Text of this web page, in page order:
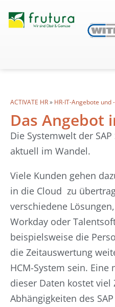
ACTIVATE HR» HR-IT-Angebote und
Das Angebot
Die Systemwelt der
aktuell im Wandel.
Viele Kunden gehen
in die Cloud zu
verschiedene
Workday oder
beispielsweise die
die Zeitauswertung
HCM-System sein.
dieser Daten kostet
Abhängigkeiten des